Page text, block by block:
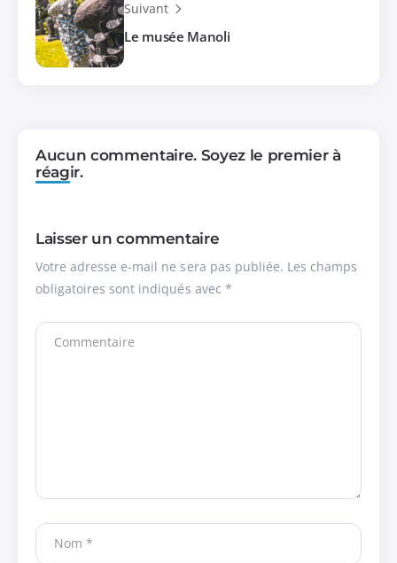
Suivant
Le musée Manoli
Aucun commentaire. Soyez le premier à
réagir.
Laisser un commentaire
Votre adresse e-mail ne sera pas publiée. Les champs
obligatoires sont indiqués avec *